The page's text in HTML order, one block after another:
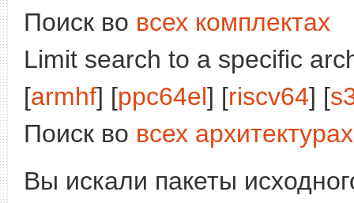
Поиск во всех комплектах
Limit search to a specific
[armhf] [ppc64el] [riscv64] [
Поиск во всех архитектурах
Вы искали пакеты